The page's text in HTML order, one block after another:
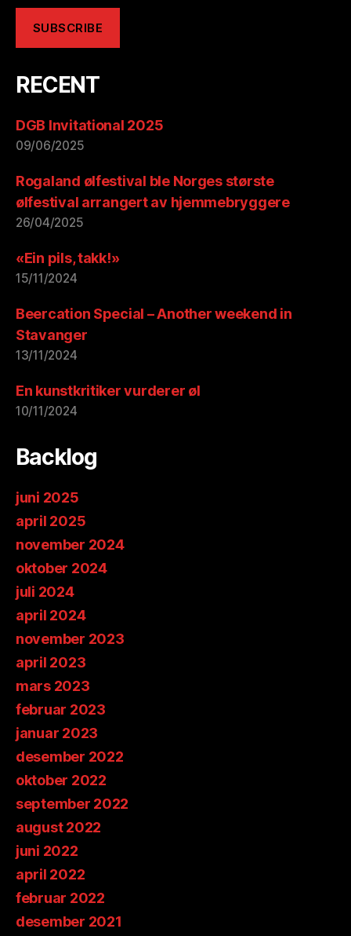
RECENT
DGB Invitational 2025
09/06/2025
Rogaland ølfestival ble Norges største
ølfestival arrangert av hjemmebryggere
26/04/2025
«Ein pils, takk!»
15/11/2024
Beercation Special – Another weekend in
Stavanger
13/11/2024
En kunstkritiker vurderer øl
10/11/2024
Backlog
juni 2025
april 2025
november 2024
oktober 2024
juli 2024
april 2024
november 2023
april 2023
mars 2023
februar 2023
januar 2023
desember 2022
oktober 2022
september 2022
august 2022
juni 2022
april 2022
februar 2022
desember 2021